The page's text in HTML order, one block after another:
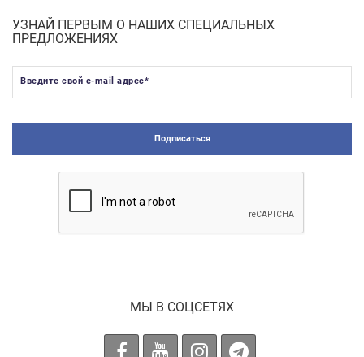
УЗНАЙ ПЕРВЫМ О НАШИХ СПЕЦИАЛЬНЫХ
ПРЕДЛОЖЕНИЯХ
Введите свой e-mail адрес*
Подписаться
МЫ В СОЦСЕТЯХ